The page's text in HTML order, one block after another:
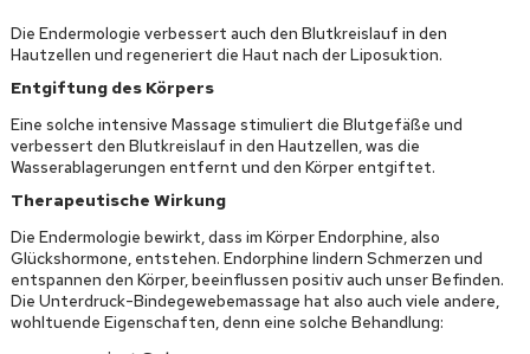
Die Endermologie verbessert auch den Blutkreislauf in den
Hautzellen und regeneriert die Haut nach der Liposuktion.
Entgiftung des Körpers
Eine solche intensive Massage stimuliert die Blutgefäße und
verbessert den Blutkreislauf in den Hautzellen, was die
Wasserablagerungen entfernt und den Körper entgiftet.
Therapeutische Wirkung
Die Endermologie bewirkt, dass im Körper Endorphine, also
Glückshormone, entstehen. Endorphine lindern Schmerzen und
entspannen den Körper, beeinflussen positiv auch unser Befinden.
Die Unterdruck-Bindegewebemassage hat also auch viele andere,
wohltuende Eigenschaften, denn eine solche Behandlung: